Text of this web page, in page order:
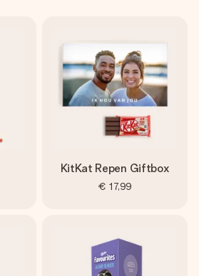
KitKat Repen Giftbox
€ 17,99